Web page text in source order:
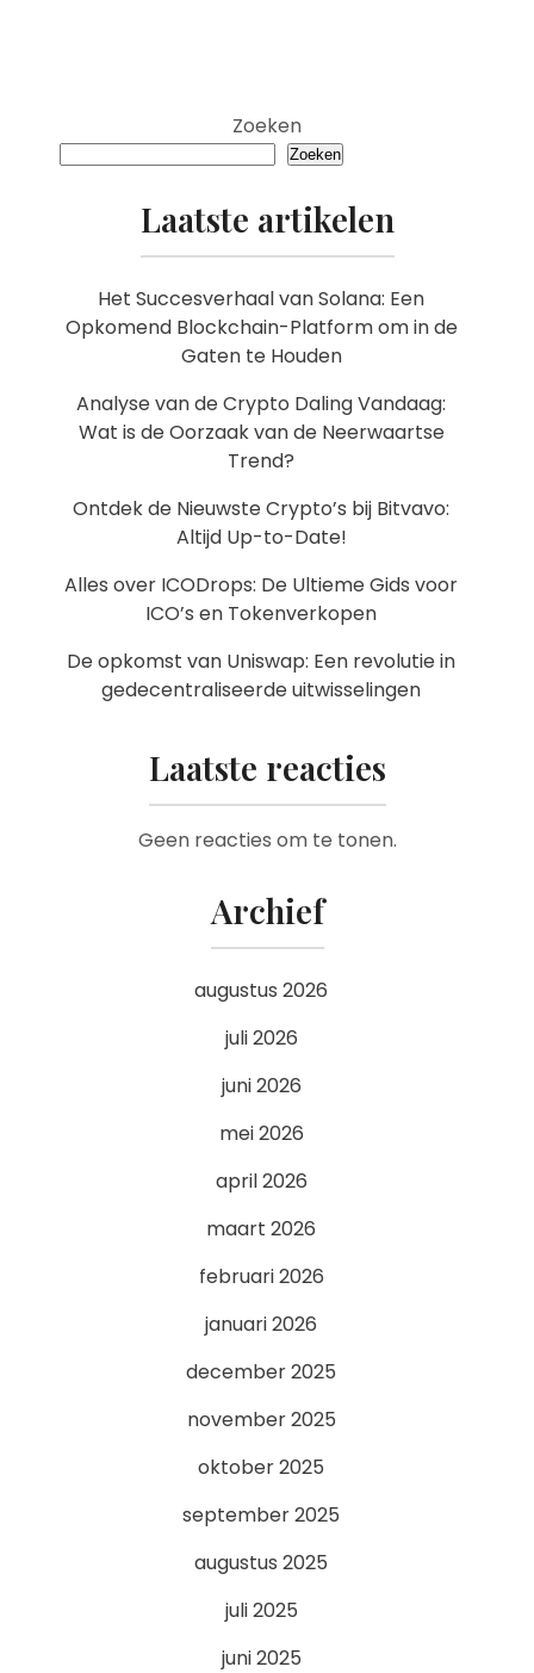
Zoeken
Zoeken
Laatste artikelen
Het Succesverhaal van Solana: Een
Opkomend Blockchain-Platform om in de
Gaten te Houden
Analyse van de Crypto Daling Vandaag:
Wat is de Oorzaak van de Neerwaartse
Trend?
Ontdek de Nieuwste Crypto’s bij Bitvavo:
Altijd Up-to-Date!
Alles over ICODrops: De Ultieme Gids voor
ICO’s en Tokenverkopen
De opkomst van Uniswap: Een revolutie in
gedecentraliseerde uitwisselingen
Laatste reacties
Geen reacties om te tonen.
Archief
augustus 2026
juli 2026
juni 2026
mei 2026
april 2026
maart 2026
februari 2026
januari 2026
december 2025
november 2025
oktober 2025
september 2025
augustus 2025
juli 2025
juni 2025